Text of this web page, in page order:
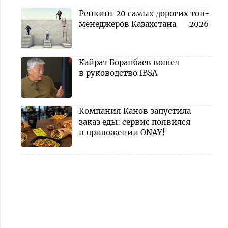
Ренкинг 20 самых дорогих топ-
менеджеров Казахстана — 2026
Кайрат Боранбаев вошел
в руководство IBSA
Компания Канов запустила
заказ еды: сервис появился
в приложении ONAY!